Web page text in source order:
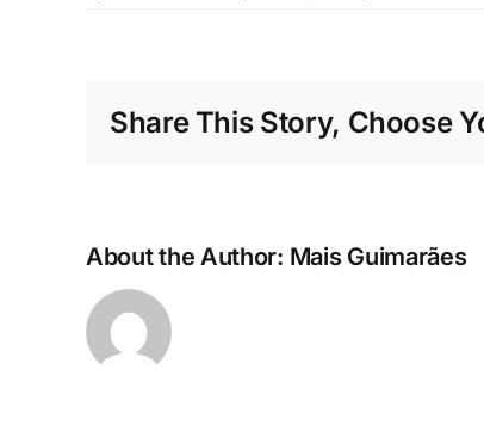
Share This Story, Choose
About the Author: Mais Guimarães